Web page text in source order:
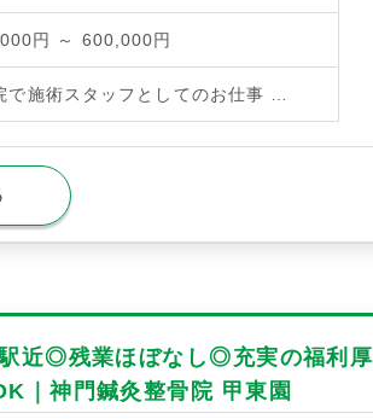
円 ～ 600,000円
で施術スタッフとしてのお仕事
近◎残業ほぼなし◎充実の福利厚
｜神門鍼灸整骨院 甲東園